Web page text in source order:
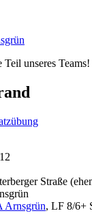
unseres Teams!
Straße
Arnsgrün, LF 8/6+